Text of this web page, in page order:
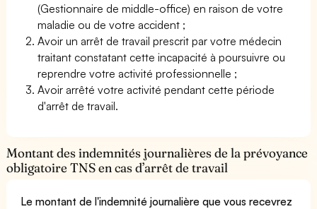
(Gestionnaire de middle-office) en raison de votre
maladie ou de votre accident ;
Avoir un arrêt de travail prescrit par votre médecin
traitant constatant cette incapacité à poursuivre ou
reprendre votre activité professionnelle ;
Avoir arrêté votre activité pendant cette période
d'arrêt de travail.
Montant des indemnités journalières de la prévoyance
obligatoire TNS en cas d’arrêt de travail
Le montant de l'indemnité journalière que vous recevrez